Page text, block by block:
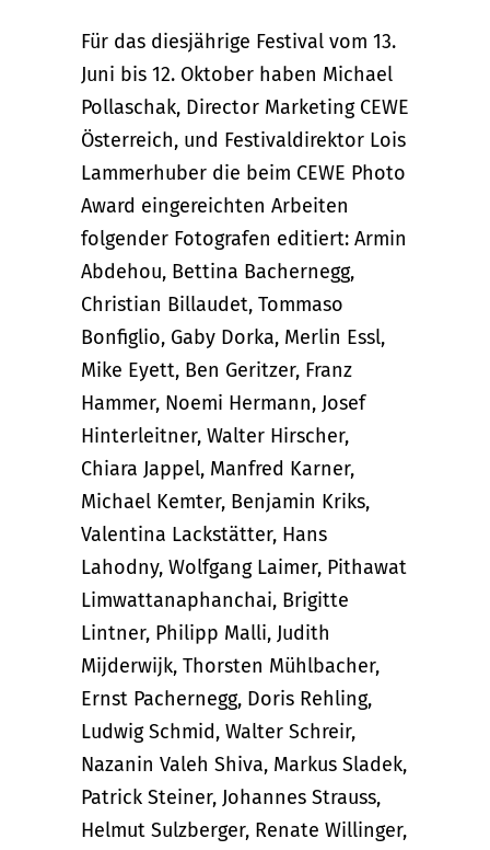
Für das diesjährige Festival vom 13.
Juni bis 12. Oktober haben Michael
Pollaschak, Director Marketing CEWE
Österreich, und Festivaldirektor Lois
Lammerhuber die beim CEWE Photo
Award eingereichten Arbeiten
folgender Fotografen editiert: Armin
Abdehou, Bettina Bachernegg,
Christian Billaudet, Tommaso
Bonfiglio, Gaby Dorka, Merlin Essl,
Mike Eyett, Ben Geritzer, Franz
Hammer, Noemi Hermann, Josef
Hinterleitner, Walter Hirscher,
Chiara Jappel, Manfred Karner,
Michael Kemter, Benjamin Kriks,
Valentina Lackstätter, Hans
Lahodny, Wolfgang Laimer, Pithawat
Limwattanaphanchai, Brigitte
Lintner, Philipp Malli, Judith
Mijderwijk, Thorsten Mühlbacher,
Ernst Pachernegg, Doris Rehling,
Ludwig Schmid, Walter Schreir,
Nazanin Valeh Shiva, Markus Sladek,
Patrick Steiner, Johannes Strauss,
Helmut Sulzberger, Renate Willinger,